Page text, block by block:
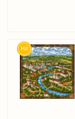
Hit